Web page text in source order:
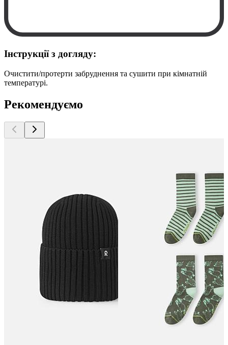
Інструкції з догляду:
Очистити/протерти забруднення та сушити при кімнатній
температурі.
Рекомендуємо